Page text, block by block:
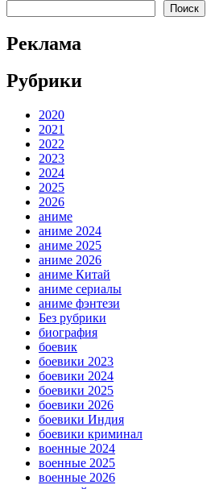
Поиск
Реклама
Рубрики
2020
2021
2022
2023
2024
2025
2026
аниме
аниме 2024
аниме 2025
аниме 2026
аниме Китай
аниме сериалы
аниме фэнтези
Без рубрики
биография
боевик
боевики 2023
боевики 2024
боевики 2025
боевики 2026
боевики Индия
боевики криминал
военные 2024
военные 2025
военные 2026